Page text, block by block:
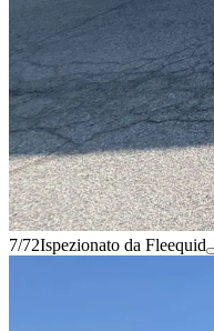
7/72Ispezionato da Fleequid